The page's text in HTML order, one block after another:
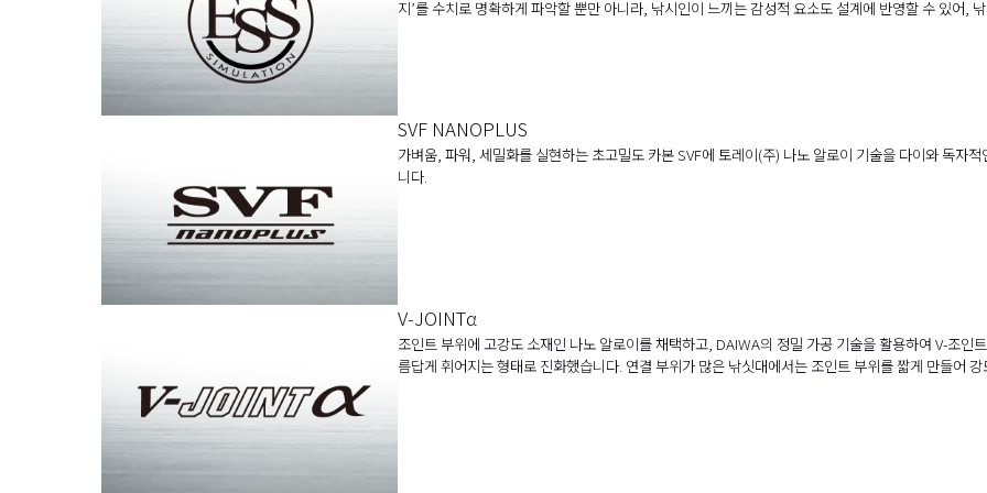
지’를 수치로 명확하게 파악할 뿐만 아니라, 낚시인이 느끼는 감성적 요소도 설계에 반영할 수 있어,
SVF NANOPLUS
가벼움, 파워, 세밀화를 실현하는 초고밀도 카본 SVF에 토레이(주) 나노 알로이 기술을 다이와 독자
니다.
V-JOINTα
조인트 부위에 고강도 소재인 나노 알로이를 채택하고, DAIWA의 정밀 가공 기술을 활용하여 V-조
름답게 휘어지는 형태로 진화했습니다. 연결 부위가 많은 낚싯대에서는 조인트 부위를 짧게 만들어